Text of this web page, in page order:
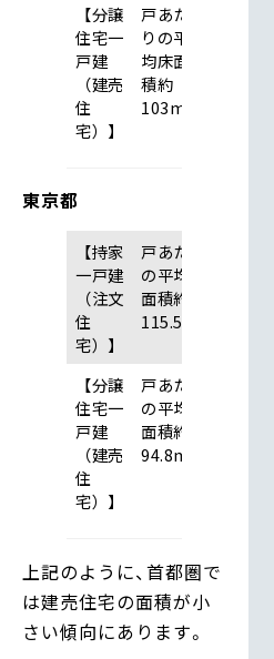
【分譲
住宅一
戸建
（建売
住
宅）】
戸あた
りの平
均床面
積約
103m
東京都
【持家
一戸建
（注文
住
宅）】
戸あたり
の平均床
面積約
115.5m
【分譲
住宅一
戸建
（建売
住
宅）】
戸あたり
の平均床
面積約
94.8m
上記のように、首都圏で
は建売住宅の面積が小
さい傾向にあります。